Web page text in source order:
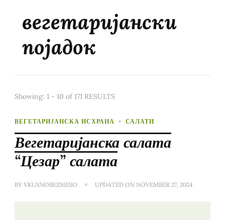
вегетаријански
појадок
Showing: 1 - 10 of 171 RESULTS
ВЕГЕТАРИЈАНСКА ИСХРАНА САЛАТИ
Вегетаријанска салата
“Цезар” салата
BY VKUSNOBEZMESO UPDATED ON NOVEMBER 27, 2024